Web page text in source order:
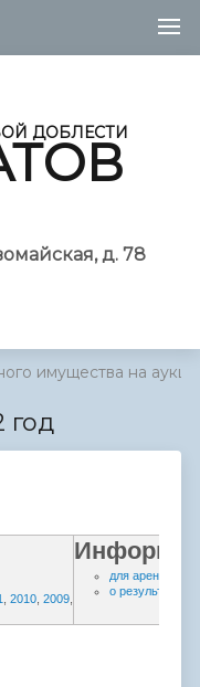
ДОБЛЕСТИ
д. 78
имущества на аукц...
год
2010 2009
для
о результатах